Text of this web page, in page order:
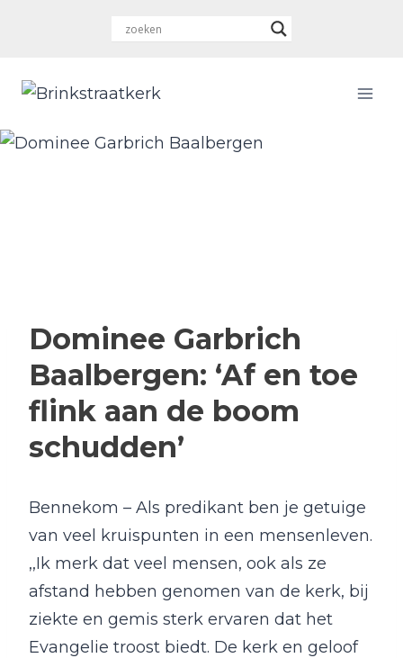
Dominee Garbrich
Baalbergen: ‘Af en toe
flink aan de boom
schudden’
Bennekom – Als predikant ben je getuige
van veel kruispunten in een mensenleven.
,,Ik merk dat veel mensen, ook als ze
afstand hebben genomen van de kerk, bij
ziekte en gemis sterk ervaren dat het
Evangelie troost biedt. De kerk en geloof